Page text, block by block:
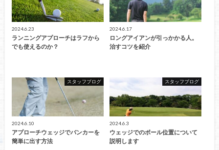
2024.6.23
ランニングアプローチはラフから
でも使えるのか？
2024.6.17
ロングアイアンが引っかかる人。
治すコツを紹介
スタッフブログ
2024.6.10
アプローチウェッジでバンカーを
簡単に出す方法
スタッフブログ
2024.6.3
ウェッジでのボール位置について
説明します